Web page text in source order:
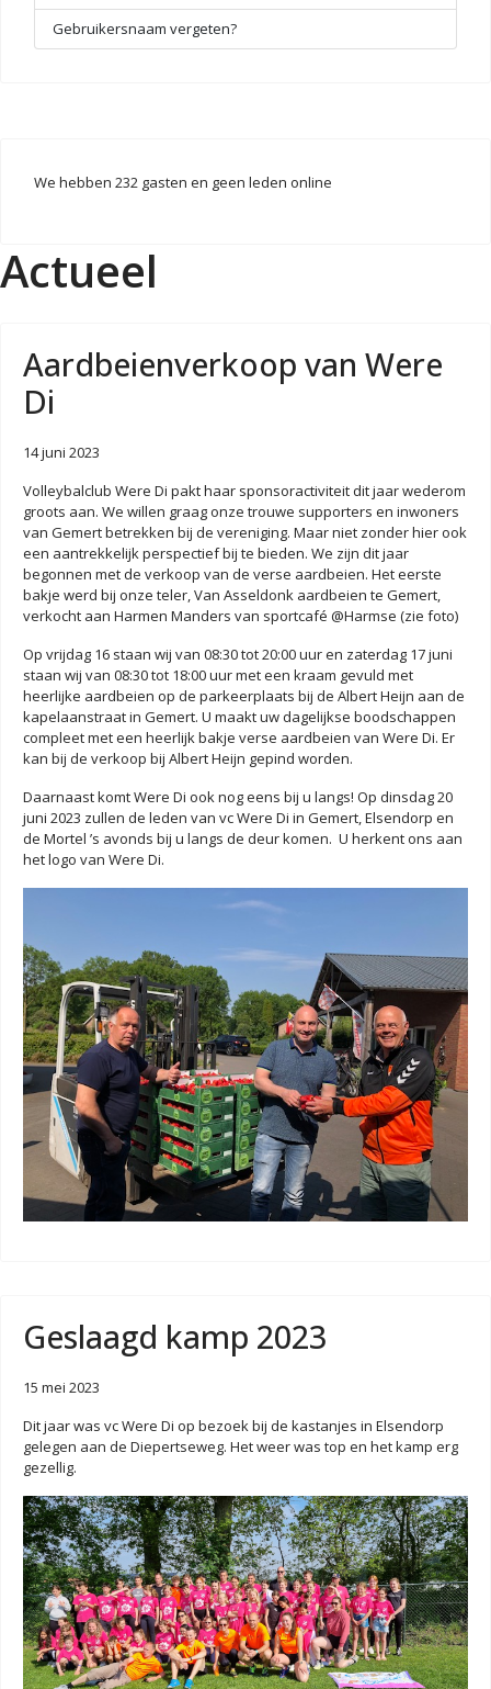
Gebruikersnaam vergeten?
We hebben 232 gasten en geen leden online
Actueel
Aardbeienverkoop van Were
Di
14 juni 2023
Volleybalclub Were Di pakt haar sponsoractiviteit dit jaar wederom
groots aan. We willen graag onze trouwe supporters en inwoners
van Gemert betrekken bij de vereniging. Maar niet zonder hier ook
een aantrekkelijk perspectief bij te bieden. We zijn dit jaar
begonnen met de verkoop van de verse aardbeien. Het eerste
bakje werd bij onze teler, Van Asseldonk aardbeien te Gemert,
verkocht aan Harmen Manders van sportcafé @Harmse (zie foto)
Op vrijdag 16 staan wij van 08:30 tot 20:00 uur en zaterdag 17 juni
staan wij van 08:30 tot 18:00 uur met een kraam gevuld met
heerlijke aardbeien op de parkeerplaats bij de Albert Heijn aan de
kapelaanstraat in Gemert. U maakt uw dagelijkse boodschappen
compleet met een heerlijk bakje verse aardbeien van Were Di. Er
kan bij de verkoop bij Albert Heijn gepind worden.
Daarnaast komt Were Di ook nog eens bij u langs! Op dinsdag 20
juni 2023 zullen de leden van vc Were Di in Gemert, Elsendorp en
de Mortel ’s avonds bij u langs de deur komen. U herkent ons aan
het logo van Were Di.
Geslaagd kamp 2023
15 mei 2023
Dit jaar was vc Were Di op bezoek bij de kastanjes in Elsendorp
gelegen aan de Diepertseweg. Het weer was top en het kamp erg
gezellig.